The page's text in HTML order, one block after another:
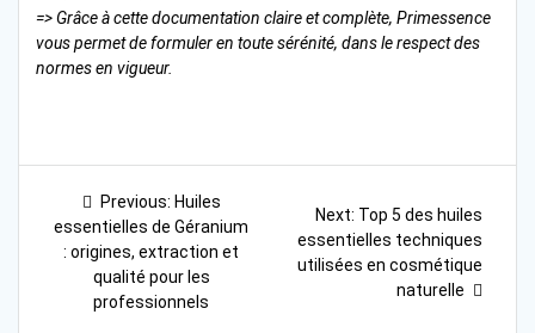
=> Grâce à cette documentation claire et complète, Primessence
vous permet de formuler en toute sérénité, dans le respect des
normes en vigueur.
Navigation
de
l’article
Previous: Previous
post:
Huiles
essentielles de Géranium
: origines, extraction et
qualité pour les
professionnels
Next: Next
post:
Top 5 des huiles
essentielles techniques
utilisées en cosmétique
naturelle